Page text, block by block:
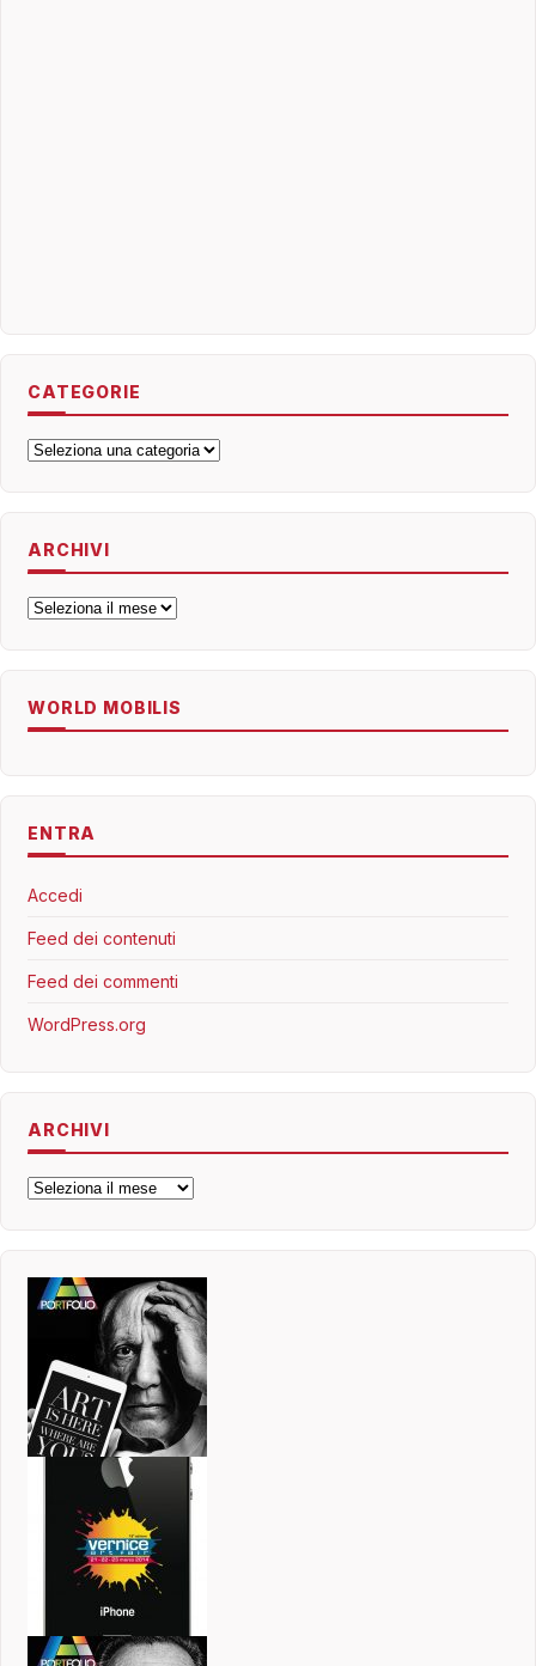
CATEGORIE
Categorie
ARCHIVI
Archivi
WORLD MOBILIS
ENTRA
Accedi
Feed dei contenuti
Feed dei commenti
WordPress.org
ARCHIVI
Archivi